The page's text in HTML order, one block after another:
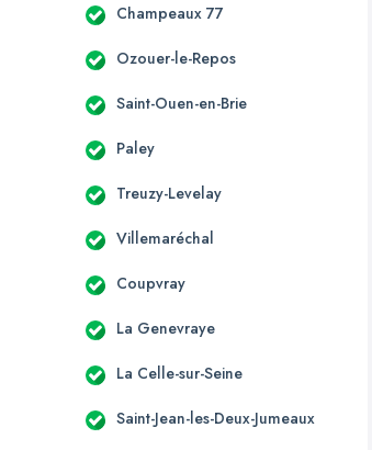
Champeaux 77
Ozouer-le-Repos
Saint-Ouen-en-Brie
Paley
Treuzy-Levelay
Villemaréchal
Coupvray
La Genevraye
La Celle-sur-Seine
Saint-Jean-les-Deux-Jumeaux